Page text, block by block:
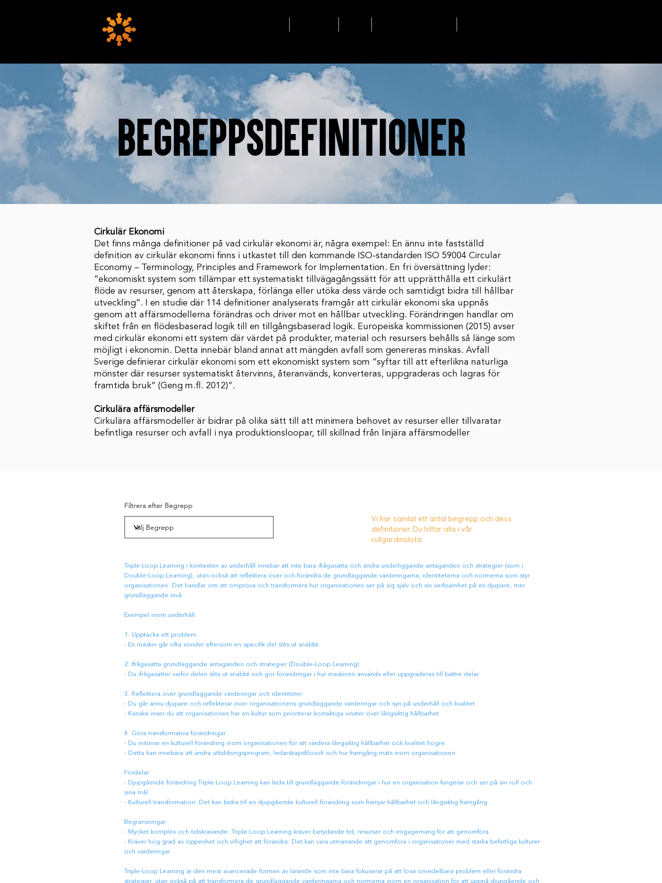
Begreppsdefinitioner
Cirkulär Ekonomi
Det finns många definitioner på vad cirkulär ekonomi är, några exempel: En ännu inte fastställd
definition av cirkulär ekonomi finns i utkastet till den kommande ISO-standarden ISO 59004 Circular
Economy – Terminology, Principles and Framework for Implementation. En fri översättning lyder:
”ekonomiskt system som tillämpar ett systematiskt tillvägagångssätt för att upprätthålla ett cirkulärt
flöde av resurser, genom att återskapa, förlänga eller utöka dess värde och samtidigt bidra till hållbar
utveckling”. I en studie där 114 definitioner analyserats framgår att cirkulär ekonomi ska uppnås
genom att affärsmodellerna förändras och driver mot en hållbar utveckling. Förändringen handlar om
skiftet från en flödesbaserad logik till en tillgångsbaserad logik. Europeiska kommissionen (2015) avser
med cirkulär ekonomi ett system där värdet på produkter, material och resursers behålls så länge som
möjligt i ekonomin. Detta innebär bland annat att mängden avfall som genereras minskas. Avfall
Sverige definierar cirkulär ekonomi som ett ekonomiskt system som ”syftar till att efterlikna naturliga
mönster där resurser systematiskt återvinns, återanvänds, konverteras, uppgraderas och lagras för
framtida bruk” (Geng m.fl. 2012)”.
Cirkulära affärsmodeller
Cirkulära affärsmodeller är bidrar på olika sätt till att minimera behovet av resurser eller tillvaratar
befintliga resurser och avfall i nya produktionsloopar, till skillnad från linjära affärsmodeller
Filtrera efter Begrepp
Vi har samlat ett antal begrepp och dess
definitioner. Du hittar alla i vår
rullgardinslista.
Triple-Loop Learning i kontexten av underhåll innebär att inte bara ifrågasätta och ändra underliggande antaganden och strategier (som i
Double-Loop Learning), utan också att reflektera över och förändra de grundläggande värderingarna, identiteterna och normerna som styr
organisationen. Det handlar om att ompröva och transformera hur organisationen ser på sig själv och sin verksamhet på en djupare, mer
grundläggande nivå.
Exempel inom underhåll:
1. Upptäcka ett problem:
- En maskin går ofta sönder eftersom en specifik del slits ut snabbt.
2. Ifrågasätta grundläggande antaganden och strategier (Double-Loop Learning):
- Du ifrågasätter varför delen slits ut snabbt och gör förändringar i hur maskinen används eller uppgraderas till bättre delar.
3. Reflektera över grundläggande värderingar och identiteter:
- Du går ännu djupare och reflekterar över organisationens grundläggande värderingar och syn på underhåll och kvalitet.
- Kanske inser du att organisationen har en kultur som prioriterar kortsiktiga vinster över långsiktig hållbarhet.
4. Göra transformativa förändringar:
- Du initierar en kulturell förändring inom organisationen för att värdera långsiktig hållbarhet och kvalitet högre.
- Detta kan innebära att ändra utbildningsprogram, ledarskapsfilosofi och hur framgång mäts inom organisationen.
Fördelar:
- Djupgående förändring:Triple-Loop Learning kan leda till grundläggande förändringar i hur en organisation fungerar och ser på sin roll och
sina mål.
- Kulturell transformation: Det kan bidra till en djupgående kulturell förändring som främjar hållbarhet och långsiktig framgång.
Begränsningar:
- Mycket komplex och tidskrävande: Triple-Loop Learning kräver betydande tid, resurser och engagemang för att genomföra.
- Kräver hög grad av öppenhet och villighet att förändra: Det kan vara utmanande att genomföra i organisationer med starka befintliga kulturer
och värderingar.
Triple-Loop Learning är den mest avancerade formen av lärande som inte bara fokuserar på att lösa omedelbara problem eller förändra
strategier, utan också på att transformera de grundläggande värderingarna och normerna inom en organisation för att uppnå djupgående och